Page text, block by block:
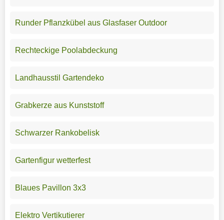
Runder Pflanzkübel aus Glasfaser Outdoor
Rechteckige Poolabdeckung
Landhausstil Gartendeko
Grabkerze aus Kunststoff
Schwarzer Rankobelisk
Gartenfigur wetterfest
Blaues Pavillon 3x3
Elektro Vertikutierer